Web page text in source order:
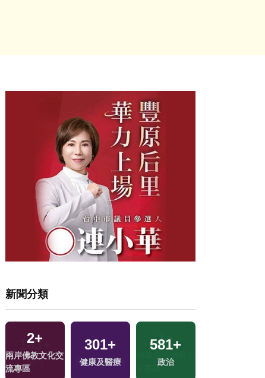
新聞分類
2+
兩岸佛教文化交
流專區
301+
健康及醫療
581+
政治